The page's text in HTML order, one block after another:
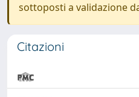
sottoposti a validazione
Citazioni